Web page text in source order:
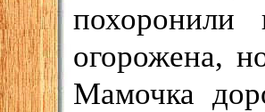
огорожена,
Мамочка